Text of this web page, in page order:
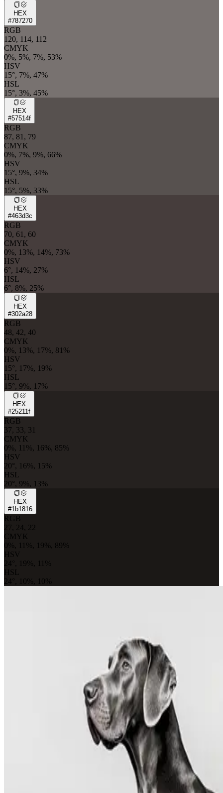
HEX
#787270
RGB
120, 114, 112
CMYK
0%, 5%, 7%, 53%
HSV
15°, 7%, 47%
HSL
15°, 3%, 45%
HEX
#57514f
RGB
87, 81, 79
CMYK
0%, 7%, 9%, 66%
HSV
15°, 9%, 34%
HSL
15°, 5%, 33%
HEX
#463d3c
RGB
70, 61, 60
CMYK
0%, 13%, 14%, 73%
HSV
6°, 14%, 27%
HSL
6°, 8%, 25%
HEX
#302a28
RGB
48, 42, 40
CMYK
0%, 13%, 17%, 81%
HSV
15°, 17%, 19%
HSL
15°, 9%, 17%
HEX
#25211f
RGB
37, 33, 31
CMYK
0%, 11%, 16%, 85%
HSV
20°, 16%, 15%
HSL
20°, 9%, 13%
HEX
#1b1816
RGB
27, 24, 22
CMYK
0%, 11%, 19%, 89%
HSV
24°, 19%, 11%
HSL
24°, 10%, 10%